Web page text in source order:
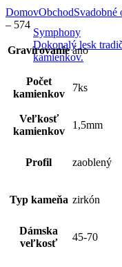
Symphony
Dokonalý lesk
kamienkov.
DomovObchodSvadobné
– 574
Gravírovanie áno
Počet
kamienkov
7ks
Veľkosť
kamienkov
1,5mm
Profil zaoblený
Typ kameňa zirkón
Dámska
veľkosť
45-70